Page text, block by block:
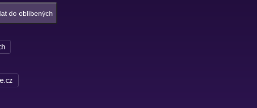
do oblíbených